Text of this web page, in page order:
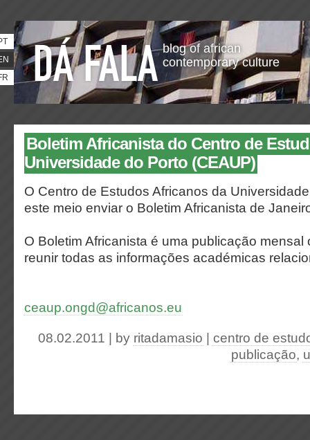
blog of african
contemporary culture
Boletim Africanista do Centro de
Universidade do Porto (CEAUP)
O Centro de Estudos Africanos da
este meio enviar o Boletim Africanista de
O Boletim Africanista é uma publicação mensal
reunir todas as informações académicas
ceaup.ongd@africanos.eu
08.02.2011 | by ritadamasio
centro de
publicação,